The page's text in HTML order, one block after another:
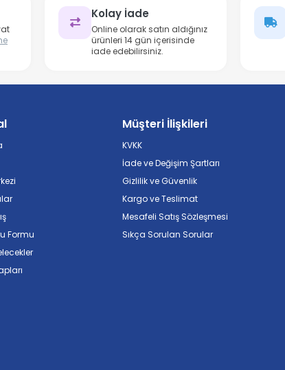
Kolay İade
Online olarak satın aldığınız
ürünleri 14 gün içerisinde
iade edebilirsiniz.
Formu
Müşteri İlişkileri
KVKK
İade ve Değişim Şartları
Gizlilik ve Güvenlik
Kargo ve Teslimat
Mesafeli Satış Sözleşmesi
Sıkça Sorulan Sorular